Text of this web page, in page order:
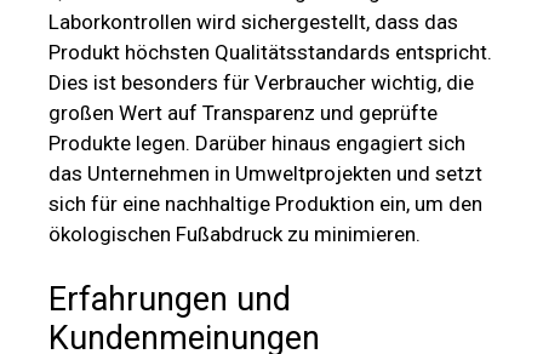
Laborkontrollen wird sichergestellt, dass das
Produkt höchsten Qualitätsstandards entspricht.
Dies ist besonders für Verbraucher wichtig, die
großen Wert auf Transparenz und geprüfte
Produkte legen. Darüber hinaus engagiert sich
das Unternehmen in Umweltprojekten und setzt
sich für eine nachhaltige Produktion ein, um den
ökologischen Fußabdruck zu minimieren.
Erfahrungen und
Kundenmeinungen